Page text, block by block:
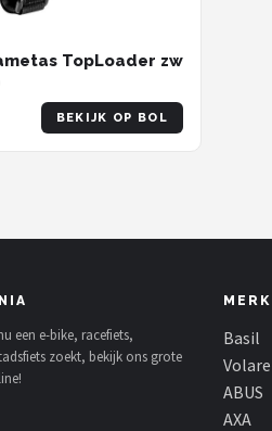
TopLoader zw
BEKIJK OP BOL
een e-bike, racefiets,
zoekt, bekijk ons grote
Basil
Volare
ABUS
AXA